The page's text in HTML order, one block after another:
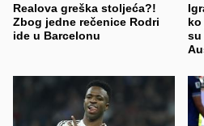
Realova greška stoljeća?!
Zbog jedne rečenice Rodri
ide u Barcelonu
ko
su